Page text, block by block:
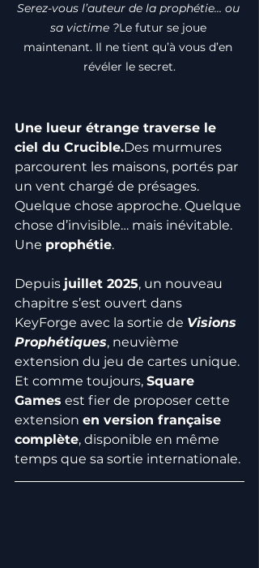
Serez-vous l’auteur de la prophétie… ou
sa victime ?Le futur se joue
maintenant. Il ne tient qu’à vous d’en
révéler le secret.
Une lueur étrange traverse le
ciel du Crucible.Des murmures
parcourent les maisons, portés par
un vent chargé de présages.
Quelque chose approche. Quelque
chose d’invisible… mais inévitable.
Une prophétie.
Depuis juillet 2025, un nouveau
chapitre s’est ouvert dans
KeyForge avec la sortie de Visions
Prophétiques, neuvième
extension du jeu de cartes unique.
Et comme toujours, Square
Games est fier de proposer cette
extension en version française
complète, disponible en même
temps que sa sortie internationale.